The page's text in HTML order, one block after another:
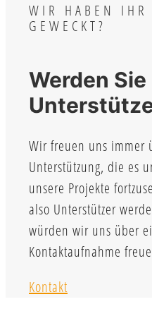
WIR HABEN IHR
GEWECKT?
Werden Sie
Wir freuen uns immer
Unterstützung, die es
unsere Projekte
also Unterstützer
würden wir uns über
Kontaktaufnahme
Kontakt